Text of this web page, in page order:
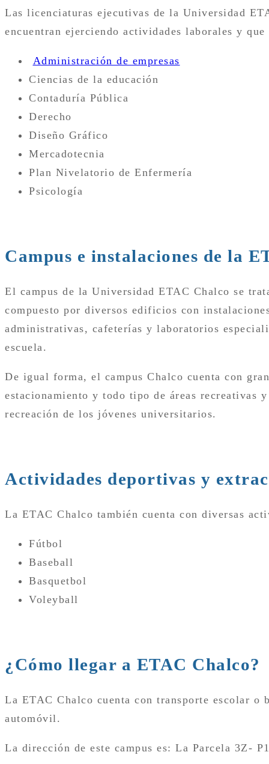
Las licenciaturas ejecutivas de la Universidad
encuentran ejerciendo actividades laborales y
Administración de empresas
Ciencias de la educación
Contaduría Pública
Derecho
Diseño Gráfico
Mercadotecnia
Plan Nivelatorio de Enfermería
Psicología
Campus e instalaciones de la
El campus de la Universidad ETAC Chalco se
compuesto por diversos edificios con
administrativas, cafeterías y laboratorios
escuela.
De igual forma, el campus Chalco cuenta con
estacionamiento y todo tipo de áreas recreativas
recreación de los jóvenes universitarios.
Actividades deportivas y
La ETAC Chalco también cuenta con diversas
Fútbol
Baseball
Basquetbol
Voleyball
¿Cómo llegar a ETAC Chalco?
La ETAC Chalco cuenta con transporte escolar o
automóvil.
La dirección de este campus es: La Parcela 3Z-